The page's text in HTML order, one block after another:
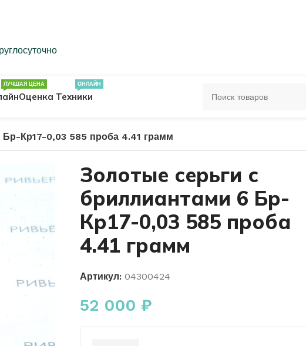
ПЕЧАТКИ КОЛЬЦА 583 ПРОБЫ
ЛУЧШАЯ ЦЕНА
Оценка Техники
ОНЛАЙН
Кр17-0,03 585 проба 4.41 грамм
Золотые серьги с
бриллиантами 6 Бр-
Кр17-0,03 585 проба
4.41 грамм
Артикул: 04300424
52 000 ₽